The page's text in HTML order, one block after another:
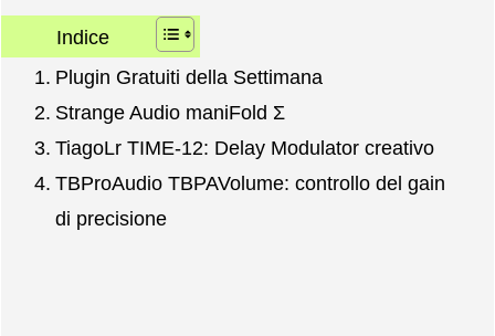
Indice
Plugin Gratuiti della Settimana
Strange Audio maniFold Σ
TiagoLr TIME-12: Delay Modulator creativo
TBProAudio TBPAVolume: controllo del gain
di precisione